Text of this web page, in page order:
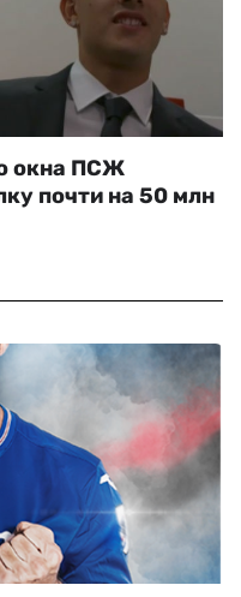
окна ПСЖ
почти на 50 млн